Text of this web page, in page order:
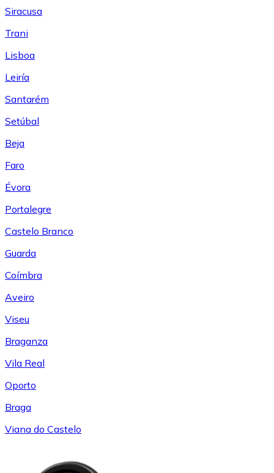
Siracusa
Trani
Lisboa
Leiría
Santarém
Setúbal
Beja
Faro
Évora
Portalegre
Castelo Branco
Guarda
Coímbra
Aveiro
Viseu
Braganza
Vila Real
Oporto
Braga
Viana do Castelo